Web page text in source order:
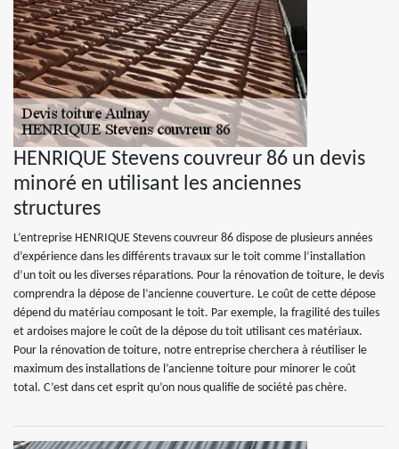
HENRIQUE Stevens couvreur 86 un devis
minoré en utilisant les anciennes
structures
L’entreprise HENRIQUE Stevens couvreur 86 dispose de plusieurs années
d’expérience dans les différents travaux sur le toit comme l’installation
d’un toit ou les diverses réparations. Pour la rénovation de toiture, le devis
comprendra la dépose de l’ancienne couverture. Le coût de cette dépose
dépend du matériau composant le toit. Par exemple, la fragilité des tuiles
et ardoises majore le coût de la dépose du toit utilisant ces matériaux.
Pour la rénovation de toiture, notre entreprise cherchera à réutiliser le
maximum des installations de l’ancienne toiture pour minorer le coût
total. C’est dans cet esprit qu’on nous qualifie de société pas chère.